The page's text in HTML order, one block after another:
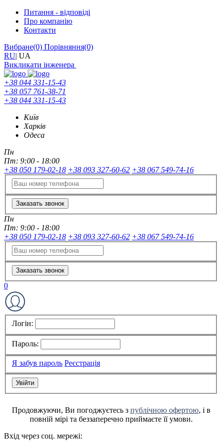
Питання - відповіді
Про компанію
Контакти
Вибране(0) Порівняння(0)
RU| UA
Викликати інженера
+38 044 331-15-43
+38 057 761-38-71
+38 044 331-15-43
Київ
Харків
Одеса
Пн
Пт: 9:00 - 18:00
+38 050 179-02-18 +38 093 327-60-62 +38 067 549-74-16
Заказать звонок
Пн
Пт: 9:00 - 18:00
+38 050 179-02-18 +38 093 327-60-62 +38 067 549-74-16
Заказать звонок
0
Логін:
Пароль:
Я забув пароль Реєстрація
Продовжуючи, Ви погоджуєтесь з публічною офертою, і в
повній мірі та беззаперечно приймаєте її умови.
Вхід через соц. мережі: